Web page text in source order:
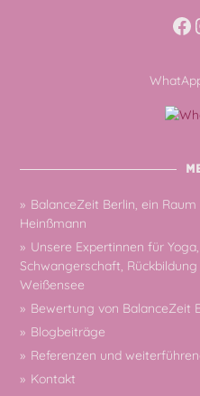
BalanceZeit Berlin, ein
Heinßmann
Unsere Expertinnen für
Schwangerschaft,
Weißensee
Bewertung von BalanceZeit
Blogbeiträge
Referenzen und
Kontakt